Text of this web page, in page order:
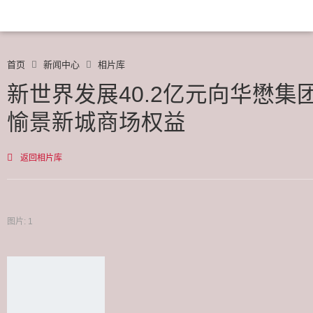
首页 新闻中心 相片库
新世界发展40.2亿元向华懋集
愉景新城商场权益
返回相片库
图片: 1